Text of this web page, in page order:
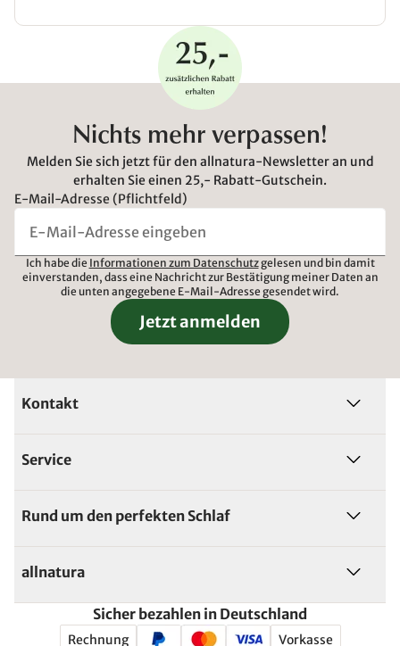
Nichts mehr verpassen!
Melden Sie sich jetzt für den allnatura-Newsletter an und
erhalten Sie einen 25,- Rabatt-Gutschein.
E-Mail-Adresse (Pflichtfeld)
Ich habe die Informationen zum Datenschutzgelesen und bin damit
einverstanden, dass eine Nachricht zur Bestätigung meiner Daten an
die unten angegebene E-Mail-Adresse gesendet wird.
Jetzt anmelden
Kontakt
Service
Rund um den perfekten Schlaf
allnatura
Sicher bezahlen in Deutschland
Rechnung Vorkasse